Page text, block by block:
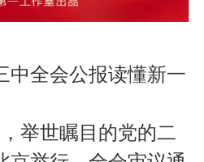
全会公报读懂新一
举世瞩目的党的二